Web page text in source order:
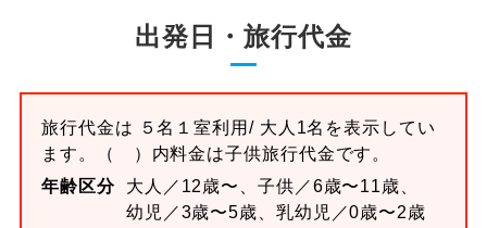
出発日・旅行代金
旅行代金は ５名１室利用/ 大人1名を表示してい
ます。
（ ）内料金は子供旅行代金です。
年齢区分
大人／12歳〜、子供／6歳〜11歳、
幼児／3歳〜5歳、乳幼児／0歳〜2歳